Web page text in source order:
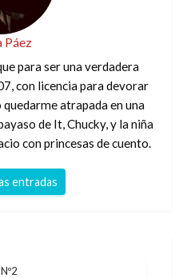
Páez
para ser una verdadera
con licencia para devorar
atrapada en una
de It, Chucky, y la niña
con princesas de cuento.
entradas